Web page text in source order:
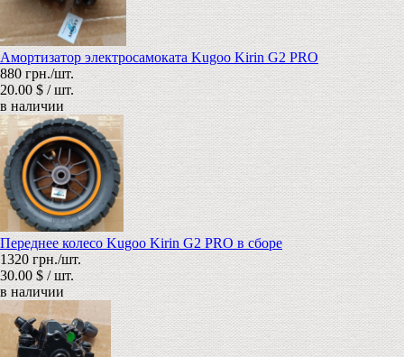
Амортизатор электросамоката Kugoo Kirin G2 PRO
880 грн./шт.
20.00 $ / шт.
в наличии
Переднее колесо Kugoo Kirin G2 PRO в сборе
1320 грн./шт.
30.00 $ / шт.
в наличии